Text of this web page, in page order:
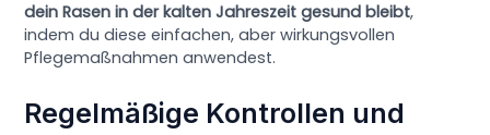
dein Rasen in der kalten Jahreszeit gesund bleibt,
indem du diese einfachen, aber wirkungsvollen
Pflegemaßnahmen anwendest.
Regelmäßige Kontrollen und